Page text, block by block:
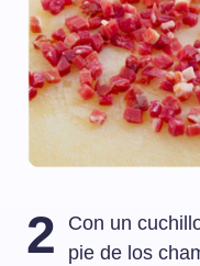
2
Con un
pie de los